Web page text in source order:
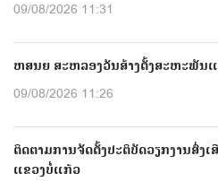
09/08/2026 11:31
ຫສນຍ ສະຫລອງວັນສ້າງຕັ້ງສະຫະພັນແ
09/08/2026 11:26
ຕິດຕາມການຈັດຕັ້ງປະຕິບັດວຽກງານສົ່ງ
ແຂວງບໍ່ແກ້ວ